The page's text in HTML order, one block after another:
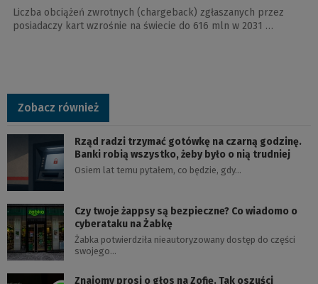
Liczba obciążeń zwrotnych (chargeback) zgłaszanych przez
posiadaczy kart wzrośnie na świecie do 616 mln w 2031 …
Zobacz również
Rząd radzi trzymać gotówkę na czarną godzinę.
Banki robią wszystko, żeby było o nią trudniej
Osiem lat temu pytałem, co będzie, gdy…
Czy twoje żappsy są bezpieczne? Co wiadomo o
cyberataku na Żabkę
Żabka potwierdziła nieautoryzowany dostęp do części
swojego…
Znajomy prosi o głos na Zofię. Tak oszuści